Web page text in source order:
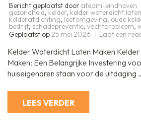
Bericht geplaatst door ateam-eindhoven
gezondheid, kelder, kelder waterdicht
kelderafdichting, leefomgeving, oude
bedrijf, schadepreventie, vochtprobleem,
Geplaatst op 25 mei 2026 Laat een
Kelder Waterdicht Laten Maken
Maken: Een Belangrijke Investering
huiseigenaren staan voor de uitdaging
LEES VERDER